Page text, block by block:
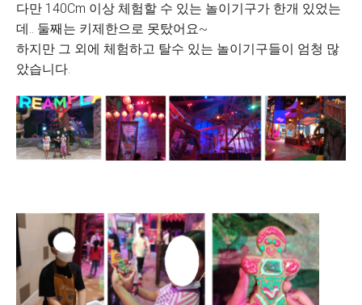
다만 140Cm 이상 체험할 수 있는 놀이기구가 한개 있었는
데.. 둘째는 키제한으로 못탔어요~
하지만 그 외에 체험하고 탈수 있는 놀이기구들이 엄청 많
았습니다.